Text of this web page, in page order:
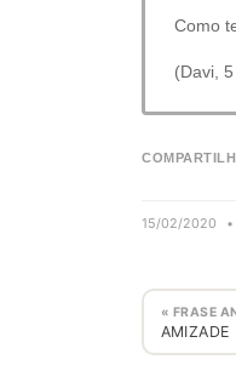
Como
(Davi,
15/02/2020 •
« FRASE
AMIZADE